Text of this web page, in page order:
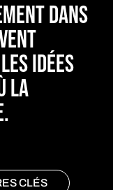
DANS
IDÉES
LA
CLÉS